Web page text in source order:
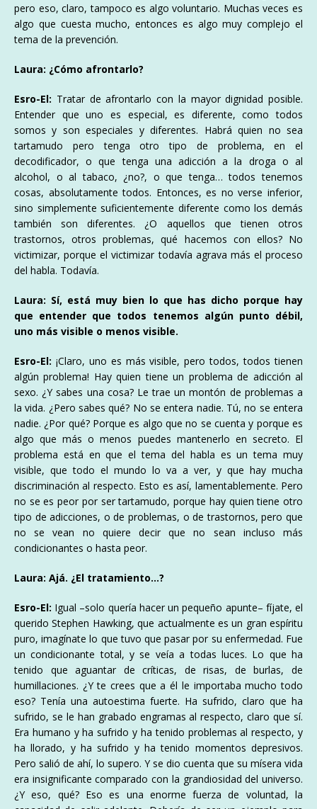
pero eso, claro, tampoco es algo voluntario. Muchas veces es
algo que cuesta mucho, entonces es algo muy complejo el
tema de la prevención.
Laura: ¿Cómo afrontarlo?
Esro-El: Tratar de afrontarlo con la mayor dignidad posible.
Entender que uno es especial, es diferente, como todos
somos y son especiales y diferentes. Habrá quien no sea
tartamudo pero tenga otro tipo de problema, en el
decodificador, o que tenga una adicción a la droga o al
alcohol, o al tabaco, ¿no?, o que tenga… todos tenemos
cosas, absolutamente todos. Entonces, es no verse inferior,
sino simplemente suficientemente diferente como los demás
también son diferentes. ¿O aquellos que tienen otros
trastornos, otros problemas, qué hacemos con ellos? No
victimizar, porque el victimizar todavía agrava más el proceso
del habla. Todavía.
Laura: Sí, está muy bien lo que has dicho porque hay
que entender que todos tenemos algún punto débil,
uno más visible o menos visible.
Esro-El: ¡Claro, uno es más visible, pero todos, todos tienen
algún problema! Hay quien tiene un problema de adicción al
sexo. ¿Y sabes una cosa? Le trae un montón de problemas a
la vida. ¿Pero sabes qué? No se entera nadie. Tú, no se entera
nadie. ¿Por qué? Porque es algo que no se cuenta y porque es
algo que más o menos puedes mantenerlo en secreto. El
problema está en que el tema del habla es un tema muy
visible, que todo el mundo lo va a ver, y que hay mucha
discriminación al respecto. Esto es así, lamentablemente. Pero
no se es peor por ser tartamudo, porque hay quien tiene otro
tipo de adicciones, o de problemas, o de trastornos, pero que
no se vean no quiere decir que no sean incluso más
condicionantes o hasta peor.
Laura: Ajá. ¿El tratamiento…?
Esro-El: Igual –solo quería hacer un pequeño apunte– fíjate, el
querido Stephen Hawking, que actualmente es un gran espíritu
puro, imagínate lo que tuvo que pasar por su enfermedad. Fue
un condicionante total, y se veía a todas luces. Lo que ha
tenido que aguantar de críticas, de risas, de burlas, de
humillaciones. ¿Y te crees que a él le importaba mucho todo
eso? Tenía una autoestima fuerte. Ha sufrido, claro que ha
sufrido, se le han grabado engramas al respecto, claro que sí.
Era humano y ha sufrido y ha tenido problemas al respecto, y
ha llorado, y ha sufrido y ha tenido momentos depresivos.
Pero salió de ahí, lo supero. Y se dio cuenta que su mísera vida
era insignificante comparado con la grandiosidad del universo.
¿Y eso, qué? Eso es una enorme fuerza de voluntad, la